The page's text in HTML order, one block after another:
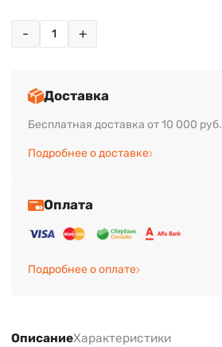
- +
Доставка
Бесплатная доставка от 10 000 руб.
Подробнее о доставке
Оплата
Подробнее о оплате
ОписаниеХарактеристики